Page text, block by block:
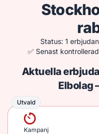
Status: 1
✅ Senast
Aktuella
Elbolag
Utvald
Utvald
Kampanj